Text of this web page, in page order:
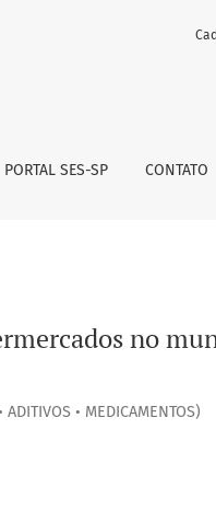
PORTAL SES-SP CONTATO
no
• MEDICAMENTOS)